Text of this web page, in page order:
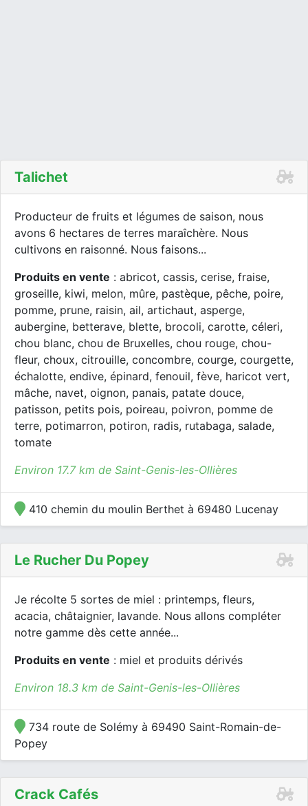
Talichet
Producteur de fruits et légumes de saison, nous
avons 6 hectares de terres maraîchère. Nous
cultivons en raisonné. Nous faisons...
Produits en vente : abricot, cassis, cerise, fraise,
groseille, kiwi, melon, mûre, pastèque, pêche, poire,
pomme, prune, raisin, ail, artichaut, asperge,
aubergine, betterave, blette, brocoli, carotte, céleri,
chou blanc, chou de Bruxelles, chou rouge, chou-
fleur, choux, citrouille, concombre, courge, courgette,
échalotte, endive, épinard, fenouil, fève, haricot vert,
mâche, navet, oignon, panais, patate douce,
patisson, petits pois, poireau, poivron, pomme de
terre, potimarron, potiron, radis, rutabaga, salade,
tomate
Environ 17.7 km de Saint-Genis-les-Ollières
410 chemin du moulin Berthet à 69480 Lucenay
Le Rucher Du Popey
Je récolte 5 sortes de miel : printemps, fleurs,
acacia, châtaignier, lavande. Nous allons compléter
notre gamme dès cette année...
Produits en vente : miel et produits dérivés
Environ 18.3 km de Saint-Genis-les-Ollières
734 route de Solémy à 69490 Saint-Romain-de-
Popey
Crack Cafés